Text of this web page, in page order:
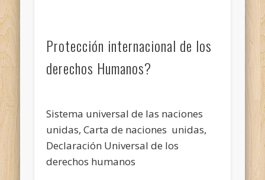
Protección internacional de los
derechos Humanos?
Sistema universal de las naciones
unidas, Carta de naciones unidas,
Declaración Universal de los
derechos humanos